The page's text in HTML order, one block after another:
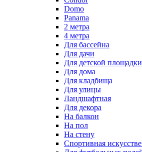
Domo
Panama
2 метра
4 метра
Для бассейна
Для дачи
Для детской площадки
Для дома
Для кладбища
Для улицы
Ландшафтная
Для декора
На балкон
На пол
На стену
Спортивная